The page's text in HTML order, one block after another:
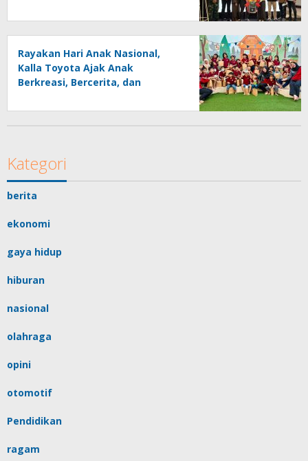
Disaksikan Publik
Rayakan Hari Anak Nasional,
Kalla Toyota Ajak Anak
Berkreasi, Bercerita, dan
melalui KIDDO
Kategori
berita
ekonomi
gaya hidup
hiburan
nasional
olahraga
opini
otomotif
Pendidikan
ragam